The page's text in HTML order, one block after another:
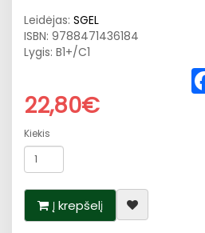
Leidėjas: SGEL
ISBN: 9788471436184
Lygis: B1+/C1
22,80€
Kiekis
Į krepšelį